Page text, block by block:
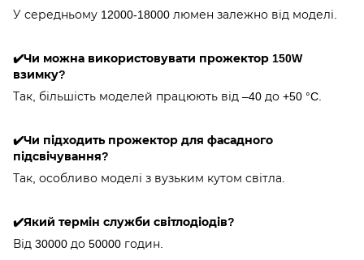
У середньому 12000-18000 люмен залежно від моделі.
✔️Чи можна використовувати прожектор 150W
взимку?
Так, більшість моделей працюють від –40 до +50 °C.
✔️Чи підходить прожектор для фасадного
підсвічування?
Так, особливо моделі з вузьким кутом світла.
✔️Який термін служби світлодіодів?
Від 30000 до 50000 годин.